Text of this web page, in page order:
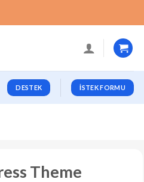
DESTEK İSTEK FORMU
Theme